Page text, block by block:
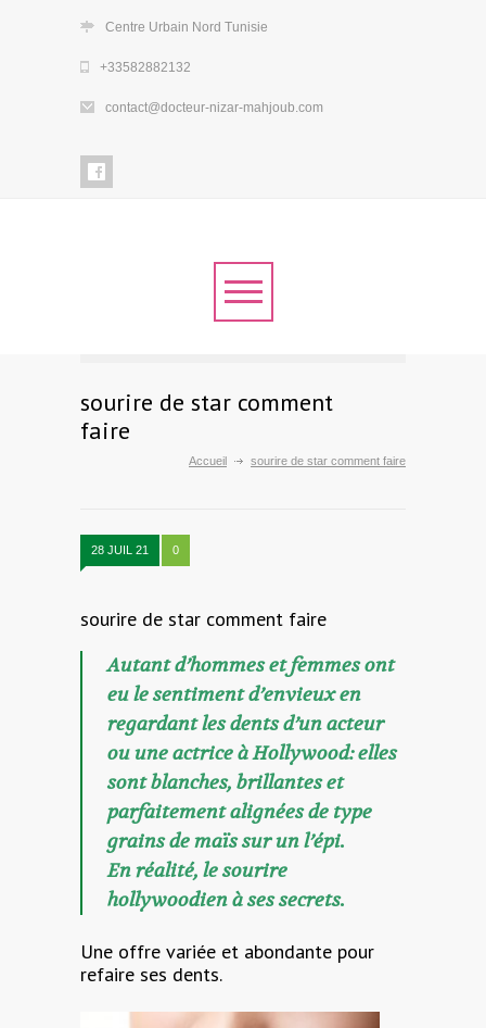
Centre Urbain Nord Tunisie
+33582882132
contact@docteur-nizar-mahjoub.com
sourire de star comment
faire
Accueil sourire de star comment faire
28 JUIL 21 0
sourire de star comment faire
Autant d’hommes et femmes ont
eu le sentiment d’envieux en
regardant les dents d’un acteur
ou une actrice à Hollywood: elles
sont blanches, brillantes et
parfaitement alignées de type
grains de maïs sur un l’épi.
En réalité, le sourire
hollywoodien à ses secrets.
Une offre variée et abondante pour
refaire ses dents.